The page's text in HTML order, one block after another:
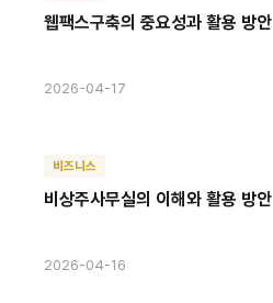
웹팩스구축의 중요성과 활용 방안
2026-04-17
비즈니스
비상주사무실의 이해와 활용 방안
2026-04-16